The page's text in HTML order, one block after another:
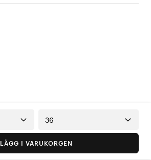
36
LÄGG I VARUKORGEN